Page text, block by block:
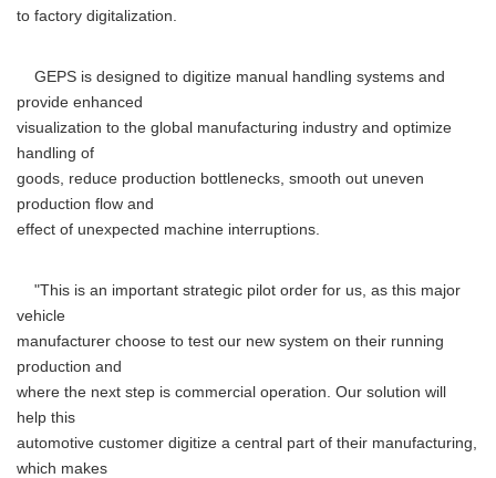
to factory digitalization.
GEPS is designed to digitize manual handling systems and
provide enhanced
visualization to the global manufacturing industry and optimize
handling of
goods, reduce production bottlenecks, smooth out uneven
production flow and
effect of unexpected machine interruptions.
"This is an important strategic pilot order for us, as this major
vehicle
manufacturer choose to test our new system on their running
production and
where the next step is commercial operation. Our solution will
help this
automotive customer digitize a central part of their manufacturing,
which makes